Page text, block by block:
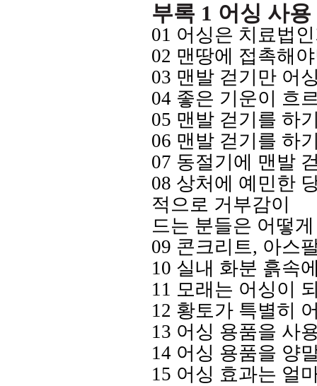
부록 1 어싱 사
01 어싱은 치료법
02 맨땅에 접촉해
03 맨발 걷기만 어
04 좋은 기운이
흐
05 맨발 걷기를 하
06 맨발 걷기를 하
07 동절기에 맨발
08 상처에 예민한
적으로 거부감이
드는 분들은 어떻
09 콘크리트, 아스
10 실내 화분 흙속
11 모래는 어싱이
12 황토가 특별히
13 어싱 용품을 사
14 어싱 용품을 양
15 어싱 효과는 얼